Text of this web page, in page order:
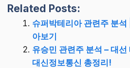
Related Posts:
슈퍼박테리아 관련주 분
아보기
유승민 관련주 분석 – 대
대신정보통신 총정리!